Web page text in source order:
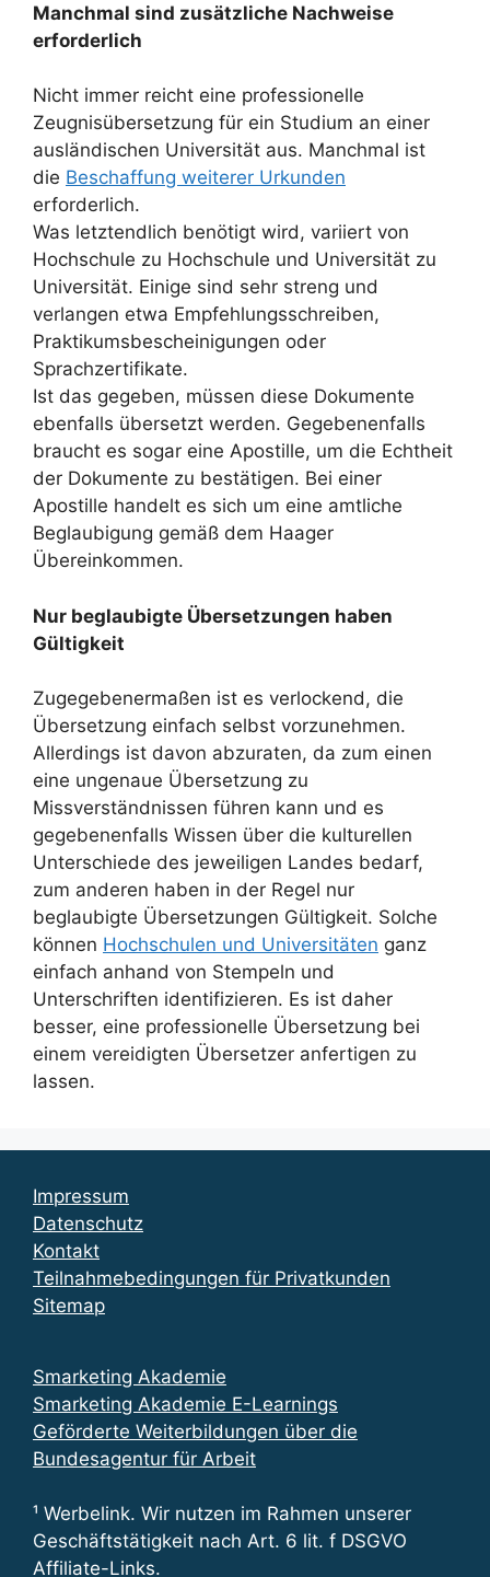
Manchmal sind zusätzliche Nachweise
erforderlich
Nicht immer reicht eine professionelle
Zeugnisübersetzung für ein Studium an einer
ausländischen Universität aus. Manchmal ist
die Beschaffung weiterer Urkunden
erforderlich.
Was letztendlich benötigt wird, variiert von
Hochschule zu Hochschule und Universität zu
Universität. Einige sind sehr streng und
verlangen etwa Empfehlungsschreiben,
Praktikumsbescheinigungen oder
Sprachzertifikate.
Ist das gegeben, müssen diese Dokumente
ebenfalls übersetzt werden. Gegebenenfalls
braucht es sogar eine Apostille, um die Echtheit
der Dokumente zu bestätigen. Bei einer
Apostille handelt es sich um eine amtliche
Beglaubigung gemäß dem Haager
Übereinkommen.
Nur beglaubigte Übersetzungen haben
Gültigkeit
Zugegebenermaßen ist es verlockend, die
Übersetzung einfach selbst vorzunehmen.
Allerdings ist davon abzuraten, da zum einen
eine ungenaue Übersetzung zu
Missverständnissen führen kann und es
gegebenenfalls Wissen über die kulturellen
Unterschiede des jeweiligen Landes bedarf,
zum anderen haben in der Regel nur
beglaubigte Übersetzungen Gültigkeit. Solche
können Hochschulen und Universitäten ganz
einfach anhand von Stempeln und
Unterschriften identifizieren. Es ist daher
besser, eine professionelle Übersetzung bei
einem vereidigten Übersetzer anfertigen zu
lassen.
Impressum
Datenschutz
Kontakt
Teilnahmebedingungen für Privatkunden
Sitemap
Smarketing Akademie
Smarketing Akademie E-Learnings
Geförderte Weiterbildungen über die
Bundesagentur für Arbeit
¹ Werbelink. Wir nutzen im Rahmen unserer
Geschäftstätigkeit nach Art. 6 lit. f DSGVO
Affiliate-Links.